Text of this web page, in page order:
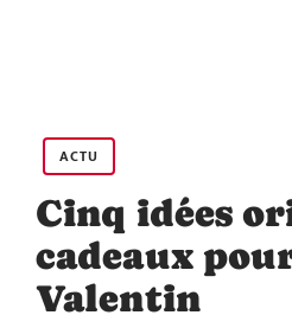
ACTU
Cinq idées
cadeaux
Valentin